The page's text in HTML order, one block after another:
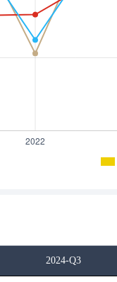
2024-Q3